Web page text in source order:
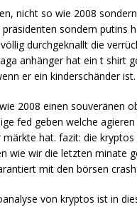
nicht so wie 2008
präsidenten sondern putins
durchgeknallt die
anhänger hat ein t shirt
er ein kinderschänder ist.
2008 einen souveränen
fed geben welche
märkte hat. fazit: die
wie wir die letzten minate
mit den börsen
von kryptos ist in